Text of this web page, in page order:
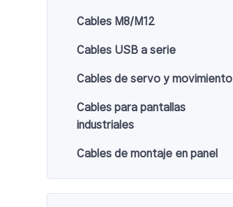
Cables M8/M12
Cables USB a serie
Cables de servo y movimiento
Cables para pantallas
industriales
Cables de montaje en panel